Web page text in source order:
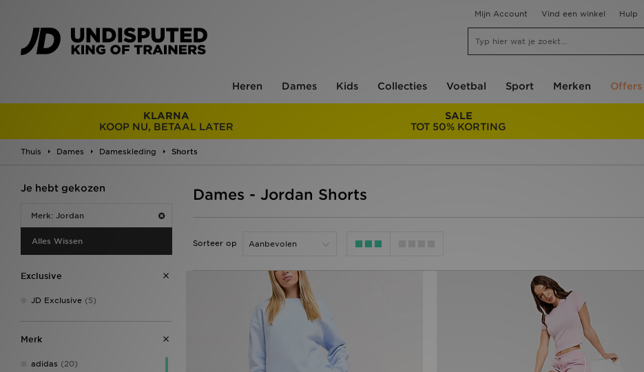
Mijn Account Vind een winkel Hulp
Heren Dames Kids Collecties Voetbal Sport Merken Offers
KLARNA
KOOP NU, BETAAL LATER
SALE
TOT 50% KORTING
Thuis Dames Dameskleding Shorts
Je hebt gekozen
Merk: Jordan
Alles Wissen
Exclusive
JD Exclusive (5)
Merk
adidas (20)
Dames - Jordan Shorts
Sorteer op